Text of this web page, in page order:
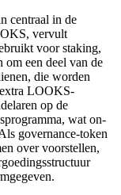
centraal in de
vervult
voor staking,
om een deel van de
die worden
LOOKS-
op de
wat on-
governance-token
over voorstellen,